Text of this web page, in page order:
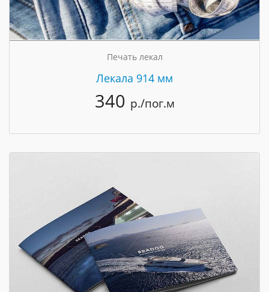
Печать лекал
Лекала 914 мм
340 р./пог.м